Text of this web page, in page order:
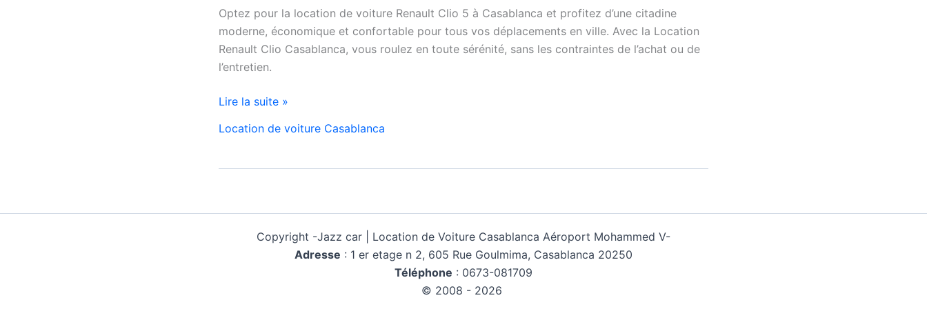
Optez pour la location de voiture Renault Clio 5 à Casablanca et profitez d’une citadine
moderne, économique et confortable pour tous vos déplacements en ville. Avec la Location
Renault Clio Casablanca, vous roulez en toute sérénité, sans les contraintes de l’achat ou de
l’entretien.
Location
Voiture
Clio
Lire la suite »
Location de voiture Casablanca
Copyright -Jazz car | Location de Voiture Casablanca Aéroport Mohammed V-
Adresse : 1 er etage n 2, 605 Rue Goulmima, Casablanca 20250
Téléphone : 0673-081709
© 2008 - 2026